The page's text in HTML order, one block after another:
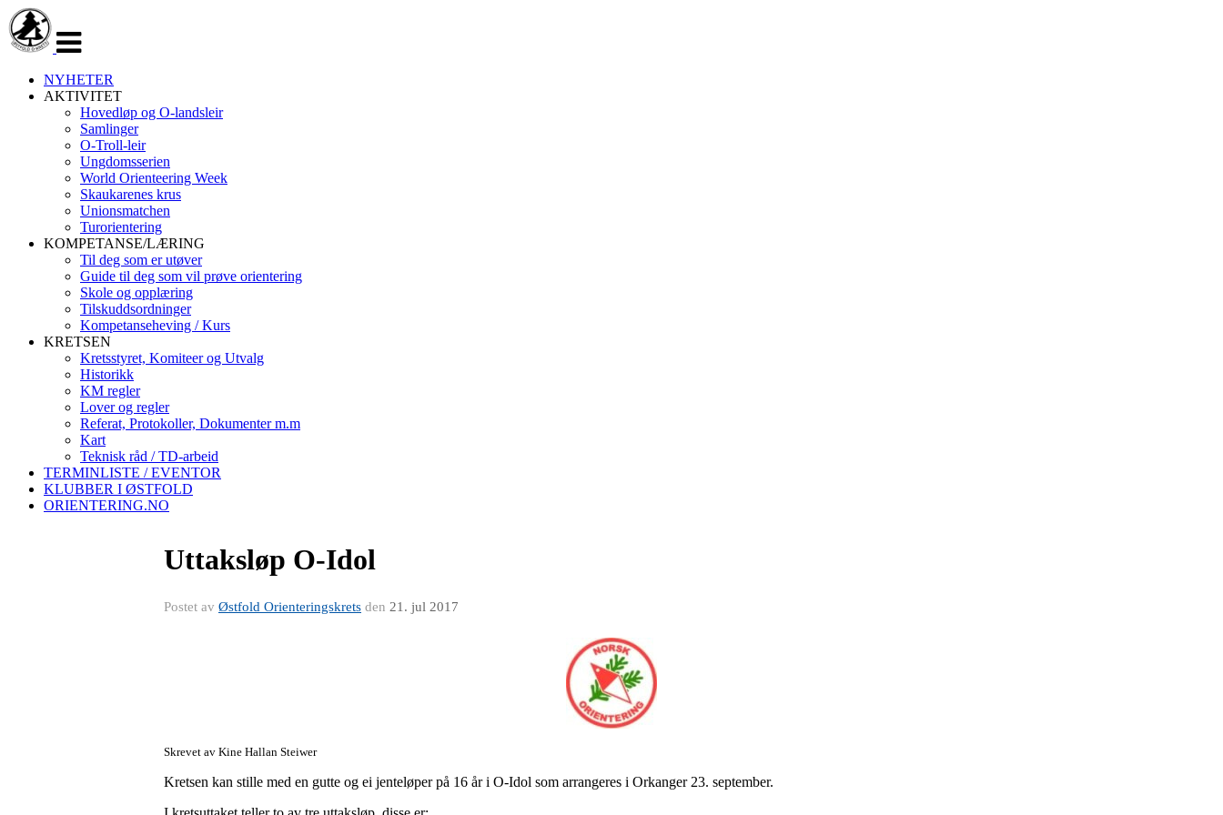
navigasjon
NYHETER
AKTIVITET
Hovedløp og O-landsleir
Samlinger
O-Troll-leir
Ungdomsserien
World Orienteering Week
Skaukarenes krus
Unionsmatchen
Turorientering
KOMPETANSE/LÆRING
Til deg som er utøver
Guide til deg som vil prøve orientering
Skole og opplæring
Tilskuddsordninger
Kompetanseheving / Kurs
KRETSEN
Kretsstyret, Komiteer og Utvalg
Historikk
KM regler
Lover og regler
Referat, Protokoller, Dokumenter m.m
Kart
Teknisk råd / TD-arbeid
TERMINLISTE / EVENTOR
KLUBBER I ØSTFOLD
ORIENTERING.NO
Uttaksløp O-Idol
Postet av Østfold Orienteringskrets den 21. jul 2017
Skrevet av Kine Hallan Steiwer
Kretsen kan stille med en gutte og ei jenteløper på 16 år i O-Idol som arrangeres i Orkanger 23. september.